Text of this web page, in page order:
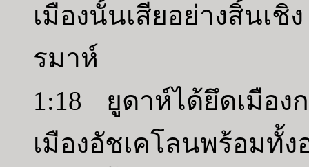
เมืองนั้นเสียอย่างสิ้น
รมาห์
1:18 ยูดาห์ได้ยึดเมือ
เมืองอัชเคโลนพร้อมทั้